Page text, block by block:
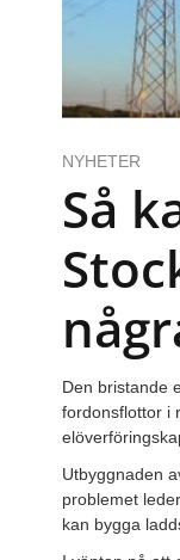
NYHETER
Så
Den bristande
fordonsflottor i
Utbyggnaden
problemet
kan bygga